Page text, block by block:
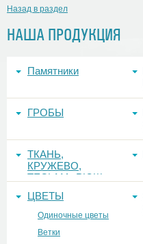
НАША ПРОДУКЦИЯ
Памятники
ГРОБЫ
ТКАНЬ,
КРУЖЕВО,
ТЕСЬМА, РЮШ
ЦВЕТЫ
Одиночные цветы
Ветки
Назад в раздел